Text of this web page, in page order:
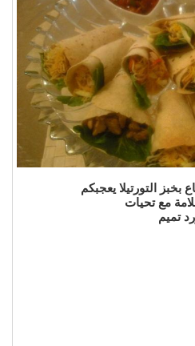
بخبز التورتيلا يعجبكم
مع تحيات
تميم